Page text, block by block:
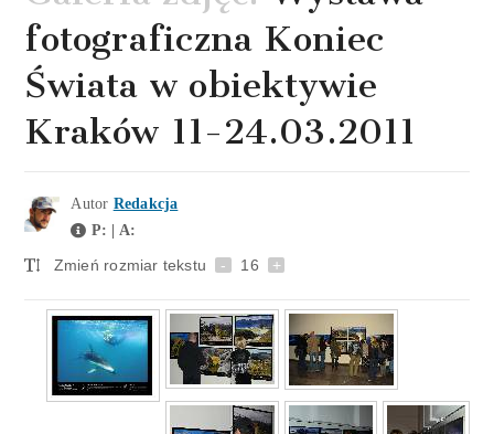
fotograficzna Koniec
Świata w obiektywie
Kraków 11-24.03.2011
Autor Redakcja
P: | A:
Zmień rozmiar tekstu - 16 +